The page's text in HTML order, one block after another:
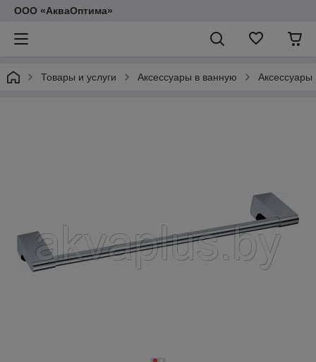
ООО «АкваОптима»
Товары и услуги Аксессуары в ванную Аксессуары